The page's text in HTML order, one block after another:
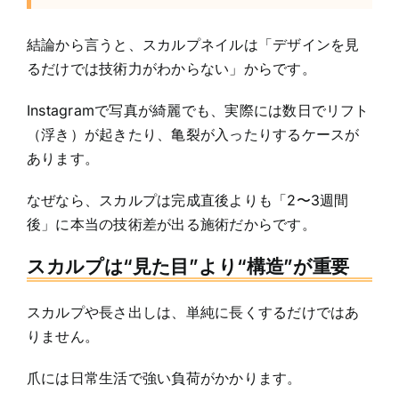
結論から言うと、スカルプネイルは「デザインを見
るだけでは技術力がわからない」からです。
Instagramで写真が綺麗でも、実際には数日でリフト
（浮き）が起きたり、亀裂が入ったりするケースが
あります。
なぜなら、スカルプは完成直後よりも「2〜3週間
後」に本当の技術差が出る施術だからです。
スカルプは“見た目”より“構造”が重要
スカルプや長さ出しは、単純に長くするだけではあ
りません。
爪には日常生活で強い負荷がかかります。